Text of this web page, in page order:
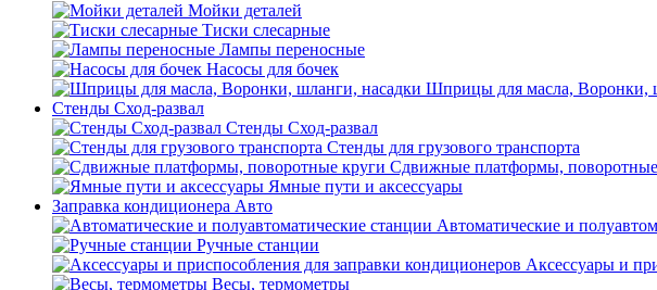
Мойки деталей
Тиски слесарные
Лампы переносные
Насосы для бочек
Шприцы для масла, Воронки,
Стенды Сход-развал
Стенды Сход-развал
Стенды для грузового транспорта
Сдвижные платформы,
Ямные пути и аксессуары
Заправка кондиционера Авто
Автоматические и
Ручные станции
Аксессуары и
Весы, термометры